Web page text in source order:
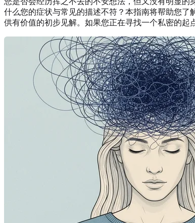
什么您的症状与常见的描述不符？本指南将帮助您了
供有价值的初步见解。如果您正在寻找一个私密的起